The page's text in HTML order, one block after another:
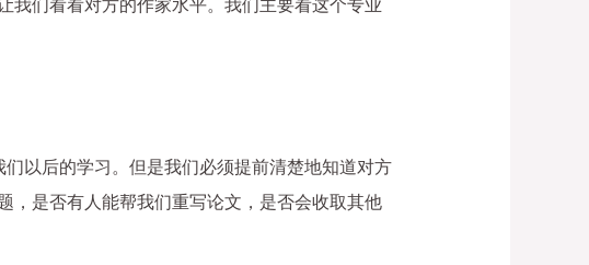
我们看看对方的作家水平。我们主要看这个专业
以后的学习。但是我们必须提前清楚地知道对方
，是否有人能帮我们重写论文，是否会收取其他